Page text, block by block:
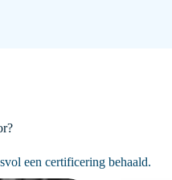
een certificering behaald.